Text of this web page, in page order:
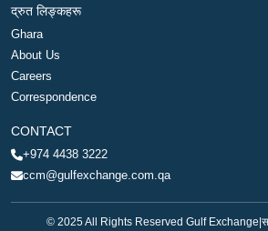
द्रुत लिङ्कहरू
Ghara
About Us
Careers
Correspondence
CONTACT
+974 4438 3222
ccm@gulfexchange.com.qa
© 2025 All Rights Reserved Gulf Exchange